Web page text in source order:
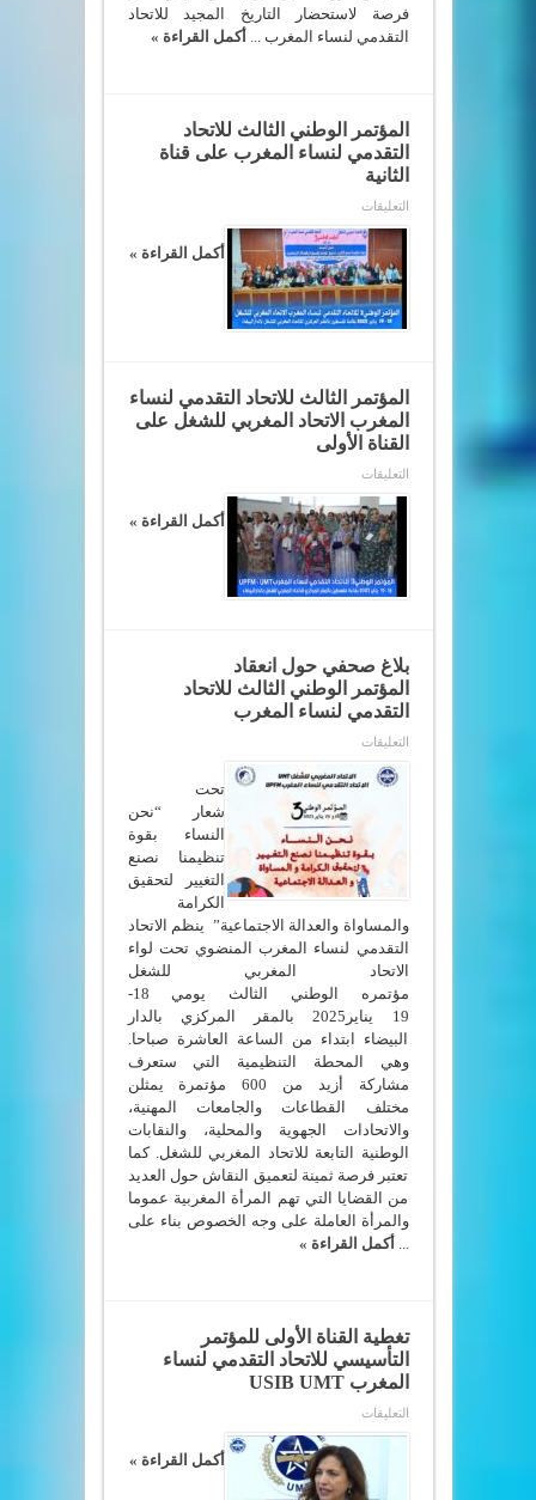
فرصة لاستحضار التاريخ المجيد للاتحاد
التقدمي لنساء المغرب ... أكمل القراءة »
المؤتمر الوطني الثالث للاتحاد
التقدمي لنساء المغرب على قناة
الثانية
التعليقات
الوطني
الثالث
للاتحاد
التقدمي
لنساء
المغرب
على
أكمل القراءة »
المؤتمر الثالث للاتحاد التقدمي لنساء
المغرب الاتحاد المغربي للشغل على
القناة الأولى
التعليقات
الثالث
للاتحاد
التقدمي
لنساء
المغرب
الاتحاد
المغربي
الأولى
مغلقة
أكمل القراءة »
بلاغ صحفي حول انعقاد
المؤتمر الوطني الثالث للاتحاد
التقدمي لنساء المغرب
التعليقات
صحفي حول
انعقاد
المؤتمر الوطني الثالث
للاتحاد
التقدمي
لنساء
المغرب
مغلقة
تحت
شعار “نحن
النساء بقوة
تنظيمنا نصنع
التغيير لتحقيق
الكرامة
والمساواة والعدالة الاجتماعية” ينظم الاتحاد
التقدمي لنساء المغرب المنضوي تحت لواء
الاتحاد المغربي للشغل
مؤتمره الوطني الثالث يومي 18-
19 يناير2025 بالمقر المركزي بالدار
البيضاء ابتداء من الساعة العاشرة صباحا.
وهي المحطة التنظيمية التي ستعرف
مشاركة أزيد من 600 مؤتمرة يمثلن
مختلف القطاعات والجامعات المهنية،
والاتحادات الجهوية والمحلية، والنقابات
الوطنية التابعة للاتحاد المغربي للشغل. كما
تعتبر فرصة ثمينة لتعميق النقاش حول العديد
من القضايا التي تهم المرأة المغربية عموما
والمرأة العاملة على وجه الخصوص بناء على
... أكمل القراءة »
تغطية القناة الأولى للمؤتمر
التأسيسي للاتحاد التقدمي لنساء
المغرب USIB UMT
التعليقات
القناة
الأولى
للمؤتمر
التأسيسي
أكمل القراءة »